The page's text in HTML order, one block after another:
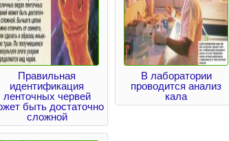
Правильная
идентификация
ленточных червей
быть достаточно
сложной
В лаборатории
проводится анализ
кала